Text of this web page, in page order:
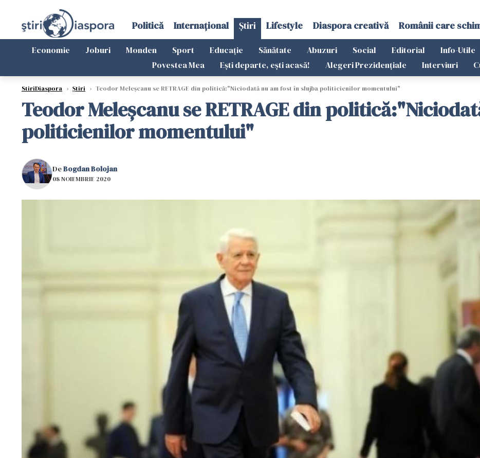
Politică Internațional Știri Lifestyle Diaspora creativă Românii care
Economie Joburi Monden Sport Educație Sănătate Abuzuri Social Editorial Info-Utile
Povestea Mea
Ești departe, ești acasă! Alegeri Prezidențiale Interviuri
StiriDiaspora › Știri › Teodor Meleșcanu se RETRAGE din politică:"Niciodată nu am fost în slujba politicienilor momentului"
Teodor Meleșcanu se RETRAGE din
politicienilor momentului"
DeBogdan Bolojan
08 NOIEMBRIE 2020